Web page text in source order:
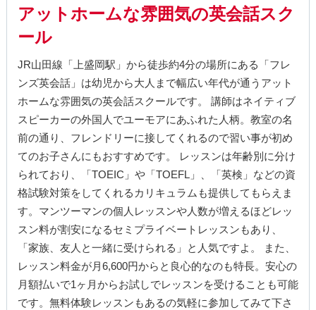
アットホームな雰囲気の英会話スク
ール
JR山田線「上盛岡駅」から徒歩約4分の場所にある「フレ
ンズ英会話」は幼児から大人まで幅広い年代が通うアット
ホームな雰囲気の英会話スクールです。 講師はネイティブ
スピーカーの外国人でユーモアにあふれた人柄。教室の名
前の通り、フレンドリーに接してくれるので習い事が初め
てのお子さんにもおすすめです。 レッスンは年齢別に分け
られており、「TOEIC」や「TOEFL」、「英検」などの資
格試験対策をしてくれるカリキュラムも提供してもらえま
す。マンツーマンの個人レッスンや人数が増えるほどレッ
スン料が割安になるセミプライベートレッスンもあり、
「家族、友人と一緒に受けられる」と人気ですよ。 また、
レッスン料金が月6,600円からと良心的なのも特長。安心の
月額払いで1ヶ月からお試しでレッスンを受けることも可能
です。無料体験レッスンもあるの気軽に参加してみて下さ